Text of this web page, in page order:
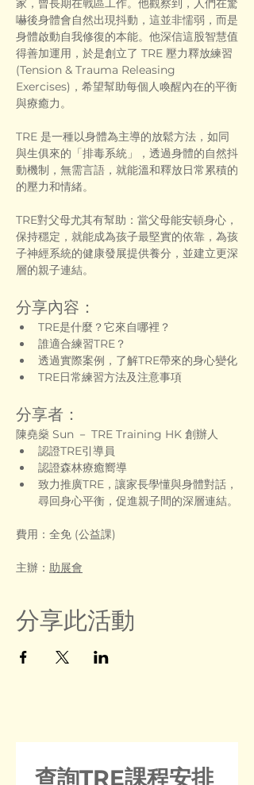
家，曾長期在戰區工作。他觀察到，人們在驚
嚇後身體會自然出現抖動，這並非懦弱，而是
身體啟動自我修復的本能。他深信這股智慧值
得善加運用，於是創立了 TRE 壓力釋放練習
(Tension & Trauma Releasing
Exercises)，希望幫助每個人喚醒內在的平衡
與療癒力。
TRE 是一種以身體為主導的放鬆方法，如同
與生俱來的「排毒系統」，透過身體的自然抖
動機制，無需言語，就能溫和釋放日常累積的
的壓力和情緒。
TRE對父母尤其有幫助：當父母能安頓身心，
保持穩定，就能成為孩子最堅實的依靠，為孩
子神經系統的健康發展提供養分，並建立更深
層的親子連結。
分享內容：
TRE是什麼？它來自哪裡？
誰適合練習TRE？
透過實際案例，了解TRE帶來的身心變化
TRE日常練習方法及注意事項
分享者：
陳堯燊 Sun － TRE Training HK 創辦人
認證TRE引導員
認證森林療癒嚮導
致力推廣TRE，讓家長學懂與身體對話，
尋回身心平衡，促進親子間的深層連結。
費用：全免 (公益課)
主辦： 助展會
分享此活動
查詢TRE課程安排